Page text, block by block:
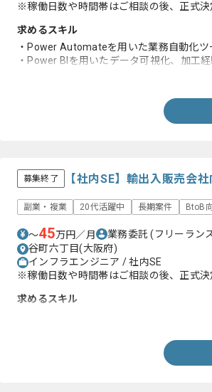
※稼働日数や時間帯はご相談の後、正式決
求めるスキル
・Power Automateを用いた業務自動化
・Power BIを用いたデータ可視化、加工
募集終了 【社内SE】輸出入販売会
副業・複業 20代活躍中 長期案件 BtoB
〜45万円／月 業務委託(フリーラン
谷町六丁目(大阪府)
インフラエンジニア / 社内SE
※稼働日数や時間帯はご相談の後、正式決
求めるスキル